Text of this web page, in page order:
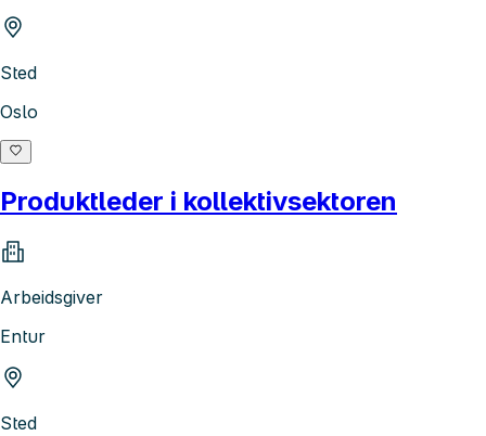
Sted
Oslo
Produktleder i kollektivsektoren
Arbeidsgiver
Entur
Sted